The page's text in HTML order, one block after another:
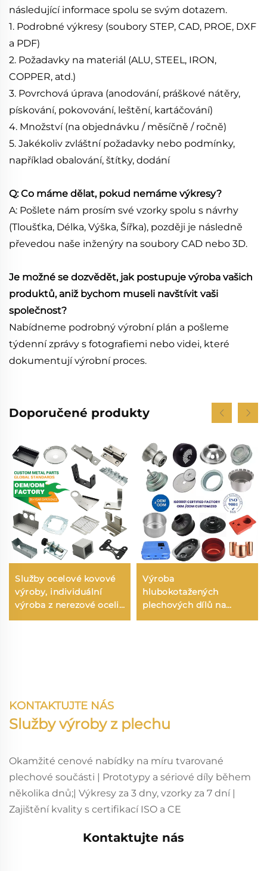
následující informace spolu se svým dotazem.
1. Podrobné výkresy (soubory STEP, CAD, PROE, DXF
a PDF)
2. Požadavky na materiál (ALU, STEEL, IRON,
COPPER, atd.)
3. Povrchová úprava (anodování, práškové nátěry,
pískování, pokovování, leštění, kartáčování)
4. Množství (na objednávku / měsíčně / ročně)
5. Jakékoliv zvláštní požadavky nebo podmínky,
například obalování, štítky, dodání
Q: Co máme dělat, pokud nemáme výkresy?
A: Pošlete nám prosím své vzorky spolu s návrhy
(Tloušťka, Délka, Výška, Šířka), později je následně
převedou naše inženýry na soubory CAD nebo 3D.
Je možné se dozvědět, jak postupuje výroba vašich
produktů, aniž bychom museli navštívit vaši
společnost?
Nabídneme podrobný výrobní plán a pošleme
týdenní zprávy s fotografiemi nebo videi, které
dokumentují výrobní proces.
Doporučené produkty
Služby ocelové kovové
výroby, individuální
výroba z nerezové oceli,
komplexní služby pro
Výroba
hlubokotažených
plechových dílů na
zakázku, výroba
KONTAKTUJTE NÁS
Služby výroby z plechu
Okamžité cenové nabídky na míru tvarované
plechové součásti | Prototypy a sériové díly během
několika dnů;| Výkresy za 3 dny, vzorky za 7 dní |
Zajištění kvality s certifikací ISO a CE
Kontaktujte nás